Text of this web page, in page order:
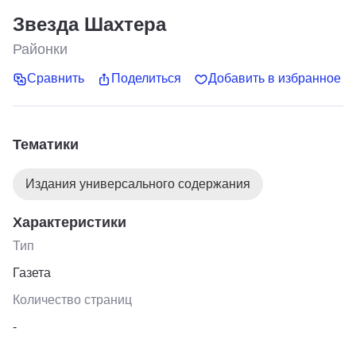
Звезда Шахтера
Районки
Сравнить Поделиться Добавить в избранное
Тематики
Издания универсального содержания
Характеристики
Тип
Газета
Количество страниц
-